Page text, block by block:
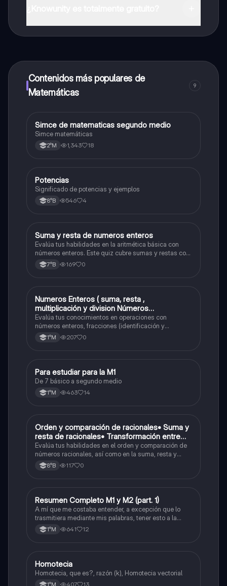
a determinadas funciones.
Contenidos más populares de
Matemáticas
9
Matemáticas
Simce de matematicas segundo medio
Simce matemáticas
2°M 1,343 18
Matemáticas
Potencias
Significado de potencias y ejemplos
8°B 546 4
SMatemáticas
Suma y resta de numeros enteros
Evalúa tus habilidades en la aritmética básica con
números enteros. Este quiz cubre sumas y restas con
números positivos y negativos.
7°B 169 0
Matemáticas
Numeros Enteros ( suma, resta ,
multiplicación y division Números
Fraccionarios si es Propia o Impropia o mixto
( suma , resta , multiplicación y división)
Porcentaje ( fracción, porcentual y decimal).
Evalúa tus conocimientos en operaciones con
números enteros, fracciones (identificación y
operaciones) y conversiones de porcentajes (fracción,
decimal y viceversa).
1°M 207 0
Matemáticas
Para estudiar para la M1
De 7 básico a segundo medio
1°M 463 14
OMatemáticas
Orden y comparación de racionales• Suma y
resta de racionales• Transformación entre
decimales y fracciones
Evalúa tus habilidades en el orden y comparación de
números racionales, así como en la suma, resta y
conversión entre decimales y fracciones.
8°B 117 0
Matemáticas
Resumen Completo M1 y M2 (part. 1)
A mí que me costaba entender, a excepción que lo
trasmitiera mediante mis palabras, tener esto a la
mano me sirvió caleta, ojalá también les pueda servir
a otros
1°M 641 12
Matemáticas
Homotecia
Homotecia, que es?, razón (k), Homotecia vectorial
407 13